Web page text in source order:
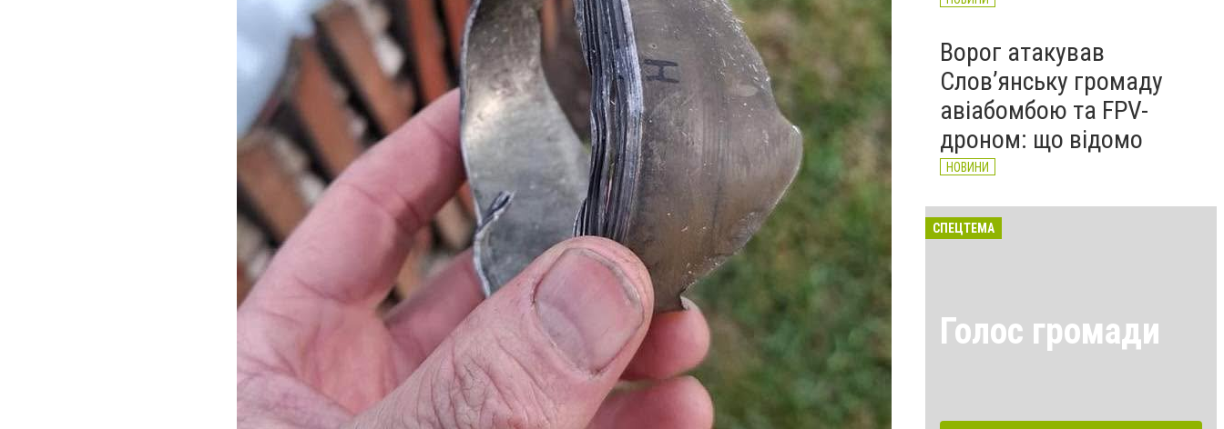
Ворог атакував
Слов’янську громаду
авіабомбою та FPV-
дроном: що відомо
НОВИНИ
СПЕЦТЕМА
Голос громади